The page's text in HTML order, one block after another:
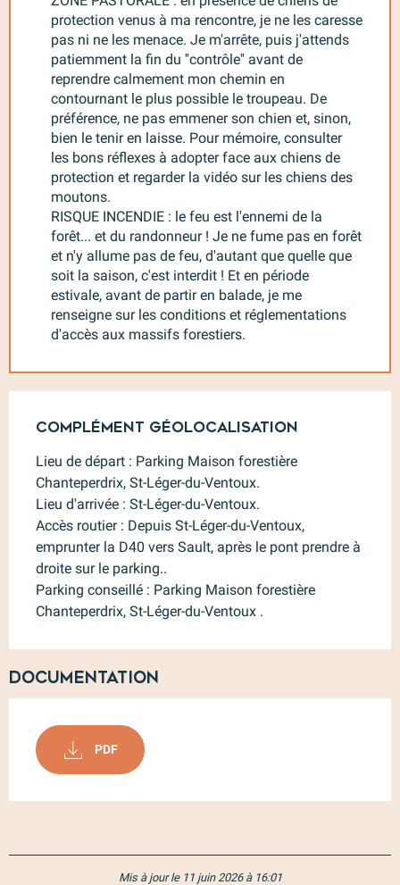
protection venus à ma rencontre, je ne les caresse
pas ni ne les menace. Je m'arrête, puis j'attends
patiemment la fin du ''contrôle'' avant de
reprendre calmement mon chemin en
contournant le plus possible le troupeau. De
préférence, ne pas emmener son chien et, sinon,
bien le tenir en laisse. Pour mémoire, consulter
les bons réflexes à adopter face aux chiens de
protection et regarder la vidéo sur les chiens des
moutons.
RISQUE INCENDIE : le feu est l'ennemi de la
forêt... et du randonneur ! Je ne fume pas en forêt
et n'y allume pas de feu, d'autant que quelle que
soit la saison, c'est interdit ! Et en période
estivale, avant de partir en balade, je me
renseigne sur les conditions et réglementations
d'accès aux massifs forestiers.
Complément géolocalisation
Complément géolocalisation
Lieu de départ : Parking Maison forestière
Chanteperdrix, St-Léger-du-Ventoux.
Lieu d'arrivée : St-Léger-du-Ventoux.
Accès routier : Depuis St-Léger-du-Ventoux,
emprunter la D40 vers Sault, après le pont prendre à
droite sur le parking..
Parking conseillé : Parking Maison forestière
Chanteperdrix, St-Léger-du-Ventoux .
Documentation
PDF
Mis à jour le 11 juin 2026 à 16:01